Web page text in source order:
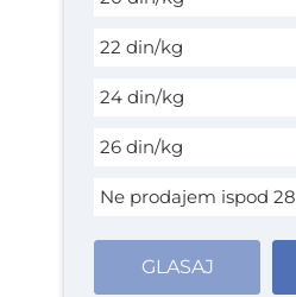
22 din/kg
24 din/kg
26 din/kg
Ne prodajem ispod
GLASAJ